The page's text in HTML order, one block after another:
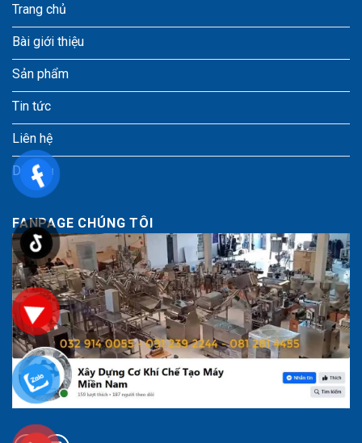
Trang chủ
Bài giới thiệu
Sản phẩm
Tin tức
Liên hệ
Dịch vụ
FANPAGE CHÚNG TÔI